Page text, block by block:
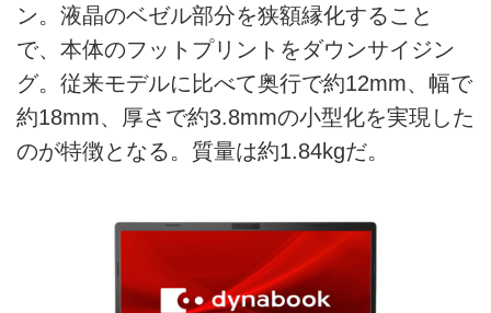
ン。液晶のベゼル部分を狭額縁化すること
で、本体のフットプリントをダウンサイジン
グ。従来モデルに比べて奥行で約12mm、幅で
約18mm、厚さで約3.8mmの小型化を実現した
のが特徴となる。質量は約1.84kgだ。